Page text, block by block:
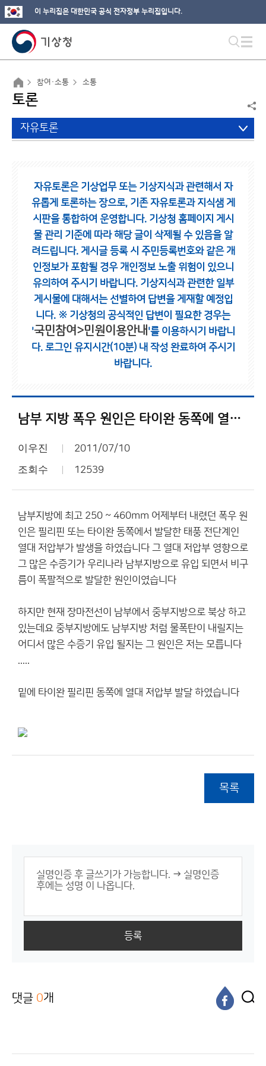
이 누리집은 대한민국 공식 전자정부 누리집입니다.
참여·소통 소통
토론
자유토론
자유토론은 기상업무 또는 기상지식과 관련해서 자
유롭게 토론하는 장으로, 기존 자유토론과 지식샘 게
시판을 통합하여 운영합니다. 기상청 홈페이지 게시
물 관리 기준에 따라 해당 글이 삭제될 수 있음을 알
려드립니다. 게시글 등록 시 주민등록번호와 같은 개
인정보가 포함될 경우 개인정보 노출 위험이 있으니
유의하여 주시기 바랍니다. 기상지식과 관련한 일부
게시물에 대해서는 선별하여 답변을 게재할 예정입
니다. ※ 기상청의 공식적인 답변이 필요한 경우는
'국민참여>민원이용안내 '를 이용하시기 바랍니
다. 로그인 유지시간(10분) 내 작성 완료하여 주시기
바랍니다.
남부 지방 폭우 원인은 타이완 동쪽에 열대저압부
이우진 2011/07/10
조회수 12539
남부지방에 최고 250 ~ 460mm 어제부터 내렸던 폭우 원
인은 필리핀 또는 타이완 동쪽에서 발달한 태풍 전단계인
열대 저압부가 발생을 하였습니다 그 열대 저압부 영향으로
그 많은 수증기가 우리나라 남부지방으로 유입 되면서 비구
름이 폭팔적으로 발달한 원인이였습니다
하지만 현재 장마전선이 남부에서 중부지방으로 북상 하고
있는데요 중부지방에도 남부지방 처럼 물폭탄이 내릴지는
어디서 많은 수증기 유입 될지는 그 원인은 저는 모릅니다
.....
밑에 타이완 필리핀 동쪽에 열대 저압부 발달 하였습니다
목록
등록
댓글 0개